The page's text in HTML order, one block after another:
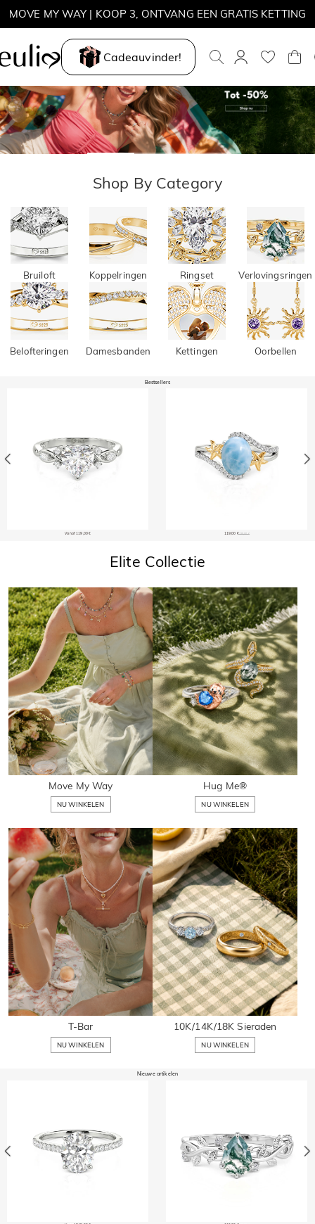
MOVE MY WAY | KOOP 3, ONTVANG EEN GRATIS KETTING
Cadeauvinder!
Parallel
Meet
Ontdek Mer
Move
Way
Ontdek Mer
Shop By Category
Bruiloft Koppelringen Ringset Verlovingsringen
Belofteringen Damesbanden Kettingen Oorbellen
Bestsellers
Vanaf 119,00 € 119,00 €129,00 €
Elite Collectie
Move My Way
NU WINKELEN
Hug Me®
NU WINKELEN
T-Bar
NU WINKELEN
10K/14K/18K Sieraden
NU WINKELEN
Nieuwe artikelen